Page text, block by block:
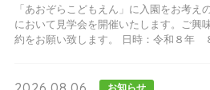
「あおぞらこどもえん」に入園をお考え
において見学会を開催いたします。ご興
約をお願い致します。 日時：令和８年
お知らせ